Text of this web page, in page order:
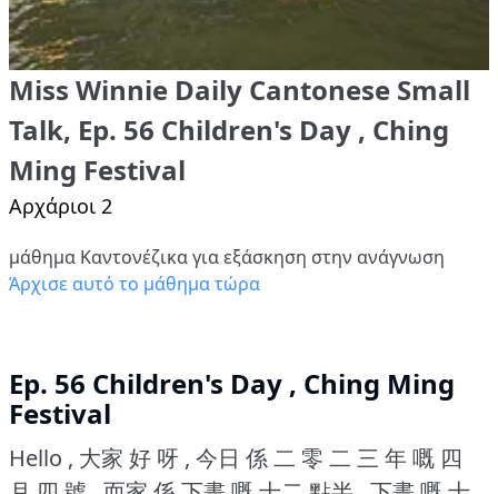
Miss Winnie Daily Cantonese Small
Talk, Ep. 56 Children's Day , Ching
Ming Festival
Αρχάριοι 2
μάθημα Καντονέζικα για εξάσκηση στην ανάγνωση
Άρχισε αυτό το μάθημα τώρα
Ep. 56 Children's Day , Ching Ming
Festival
Hello , 大家 好 呀 , 今日 係 二 零 二 三 年 嘅 四